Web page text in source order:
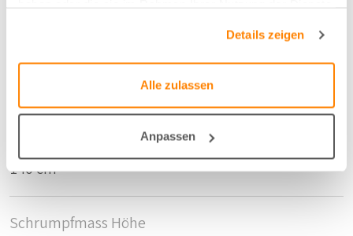
Details zeigen
Alle zulassen
Anpassen
Farbe
140 cm
Schrumpfmass Höhe